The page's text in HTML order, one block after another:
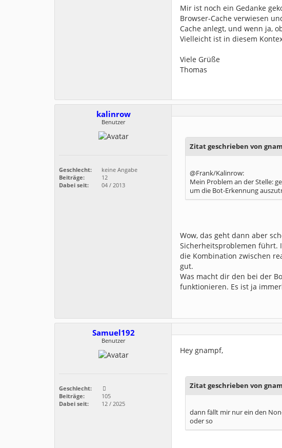
Mir ist noch ein Gedanke
Browser-Cache verwiesen
Cache anlegt, und wenn ja,
Vielleicht ist in diesem
Viele Grüße
Thomas
kalinrow
Benutzer
Geschlecht:
keine Angabe
Beiträge:
12
Dabei seit:
04 / 2013
Zitat geschrieben von
@Frank/Kalinrow:
Mein Problem an der Stelle:
um die Bot-Erkennung
Wow, das geht dann aber
Sicherheitsproblemen führt.
die Kombination zwischen
gut.
Was macht dir den bei der
funktionieren. Es ist ja
Samuel192
Benutzer
Geschlecht:
Beiträge:
105
Dabei seit:
12 / 2025
Hey gnampf,
Zitat geschrieben von
dann fällt mir nur ein den
oder so